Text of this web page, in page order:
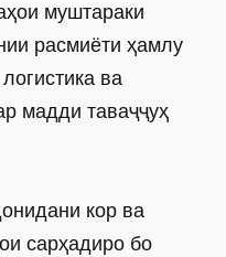
муштараки
расмиёти ҳамлу
ва
мадди таваҷҷуҳ
кор ва
сарҳадиро бо